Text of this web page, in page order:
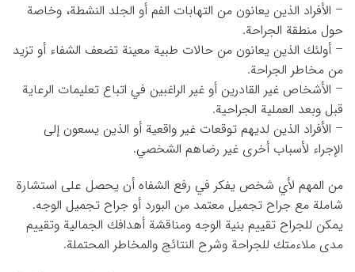
– الأفراد الذين يعانون من التهابات الفم أو الجلد النشطة، وخاصة
حول منطقة الجراحة.
– أولئك الذين يعانون من حالات طبية معينة تضعف الشفاء أو تزيد
من مخاطر الجراحة.
– الأشخاص غير القادرين أو غير الراغبين في اتباع تعليمات الرعاية
قبل وبعد العملية الجراحية.
– الأفراد الذين لديهم توقعات غير واقعية أو الذين يسعون إلى
الإجراء لأسباب أخرى غير رضاهم الشخصي.
من المهم لأي شخص يفكر في رفع الشفاه أن يحصل على استشارة
شاملة مع جراح تجميل معتمد من البورد أو جراح تجميل الوجه.
يمكن للجراح تقييم بنية الوجه ومناقشة أهدافك الجمالية وتقييم
مدى ملاءمتك للجراحة وشرح النتائج والمخاطر المحتملة.